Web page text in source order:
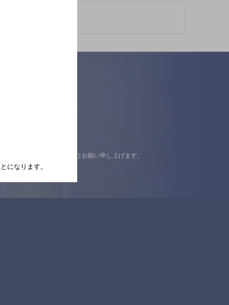
の上ご来店くださいますようお願い申し上げます。
になります。